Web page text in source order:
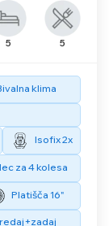
5 5
klima
Isofix 2x
za 4 kolesa
Platišča 16"